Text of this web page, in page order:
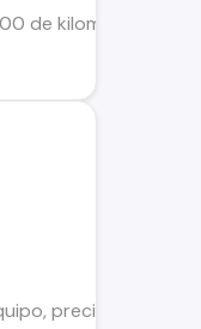
de kilometraje,
precio